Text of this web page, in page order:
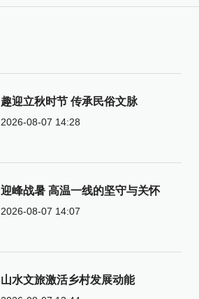
趣迎立秋时节 传承民俗文脉
2026-08-07 14:28
迎峰战暑 高温一线的坚守与关怀
2026-08-07 14:07
山水文旅激活乡村发展动能